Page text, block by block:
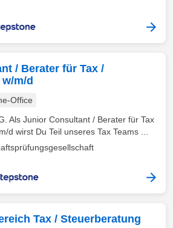
/ Berater für Tax /
m/d
Office
Als Junior Consultant / Berater für Tax
d wirst Du Teil unseres Tax Teams ...
Tax / Steuerberatung